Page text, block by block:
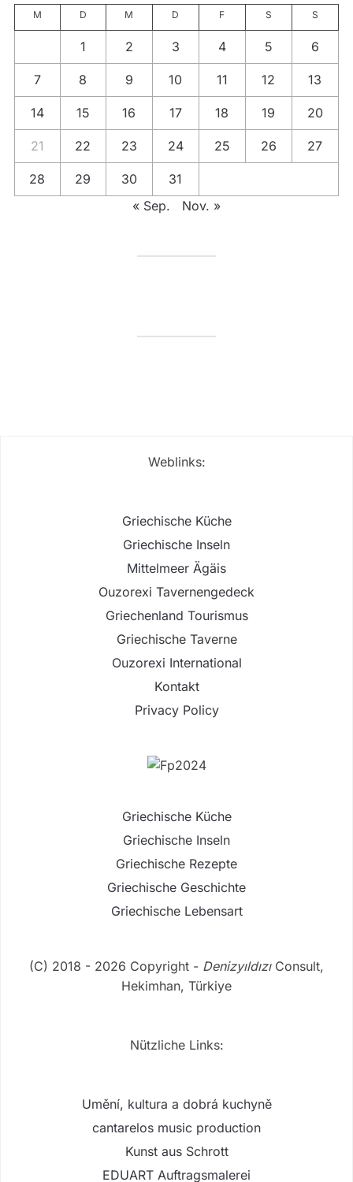
M D M D F S S
1 2 3 4 5 6
7 8 9 10 11 12 13
14 15 16 17 18 19 20
21 22 23 24 25 26 27
28 29 30
31
« Sep.
Nov. »
Weblinks:
Griechische Küche
Griechische Inseln
Mittelmeer Ägäis
Ouzorexi Tavernengedeck
Griechenland Tourismus
Griechische Taverne
Ouzorexi International
Kontakt
Privacy Policy
Griechische Küche
Griechische Inseln
Griechische Rezepte
Griechische Geschichte
Griechische Lebensart
(C) 2018 - 2026 Copyright - DenizyıldızıConsult,
Hekimhan, Türkiye
Nützliche Links:
Umění, kultura a dobrá kuchyně
cantarelos music production
Kunst aus Schrott
EDUART Auftragsmalerei